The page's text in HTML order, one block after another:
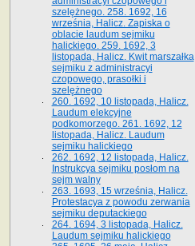
szelężnego. 258. 1692, 16
września, Halicz. Zapiska o
oblacie laudum sejmiku
halickiego. 259. 1692, 3
listopada, Halicz. Kwit marszałka
sejmiku z administracyi
czopowego, prasołki i
szelężnego
260. 1692, 10 listopada, Halicz.
Laudum elekcyjne
podkomorzego. 261. 1692, 12
listopada, Halicz. Laudum
sejmiku halickiego
262. 1692, 12 listopada, Halicz.
Instrukcya sejmiku posłom na
sejm walny
263. 1693, 15 września, Halicz.
Protestacya z powodu zerwania
sejmiku deputackiego
264. 1694, 3 listopada, Halicz.
Laudum sejmiku halickiego